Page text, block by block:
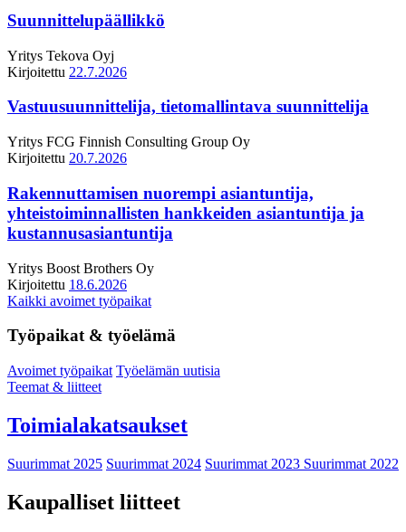
Suunnittelupäällikkö
Yritys Tekova Oyj
Kirjoitettu 22.7.2026
Vastuusuunnittelija, tietomallintava suunnittelija
Yritys FCG Finnish Consulting Group Oy
Kirjoitettu 20.7.2026
Rakennuttamisen nuorempi asiantuntija,
yhteistoiminnallisten hankkeiden asiantuntija ja
kustannusasiantuntija
Yritys Boost Brothers Oy
Kirjoitettu 18.6.2026
Kaikki avoimet työpaikat
Työpaikat & työelämä
Avoimet työpaikat Työelämän uutisia
Teemat & liitteet
Toimialakatsaukset
Suurimmat 2025 Suurimmat 2024 Suurimmat 2023 Suurimmat 2022
Kaupalliset liitteet